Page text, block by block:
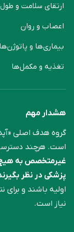
ارتقای سلامت و
اعصاب و روان
بیماری‌ها و پاتوژن‌ها
تغذیه و مکمل‌ها
هشدار مهم
گروه هدف اصلی
است. هرچند
غیرمتخصص به هیچ
پزشکی در نظر
اولیه باشند و
نیاز است.